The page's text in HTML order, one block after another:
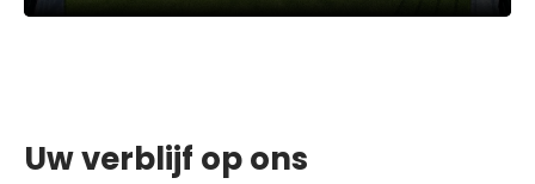
Uw verblijf op ons